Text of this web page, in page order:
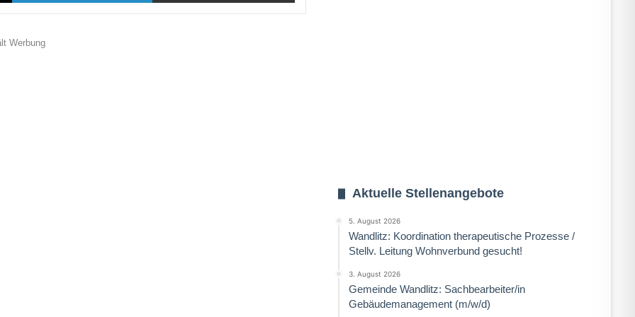
Werbung
Aktuelle Stellenangebote
5. August 2026
Wandlitz: Koordination therapeutische Prozesse /
Stellv. Leitung Wohnverbund gesucht!
3. August 2026
Gemeinde Wandlitz: Sachbearbeiter/in
Gebäudemanagement (m/w/d)